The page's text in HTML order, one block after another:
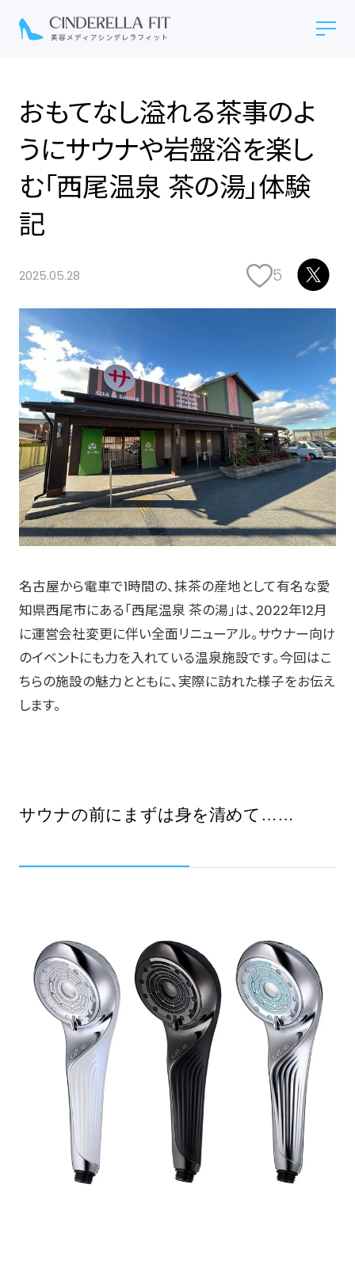
おもてなし溢れる茶事のよ
うにサウナや岩盤浴を楽し
む「西尾温泉 茶の湯」体験
記
2025.05.28 5
名古屋から電車で1時間の、抹茶の産地として有名な愛
知県西尾市にある「西尾温泉 茶の湯」は、2022年12月
に運営会社変更に伴い全面リニューアル。サウナー向け
のイベントにも力を入れている温泉施設です。今回はこ
ちらの施設の魅力とともに、実際に訪れた様子をお伝え
します。
サウナの前にまずは身を清めて……